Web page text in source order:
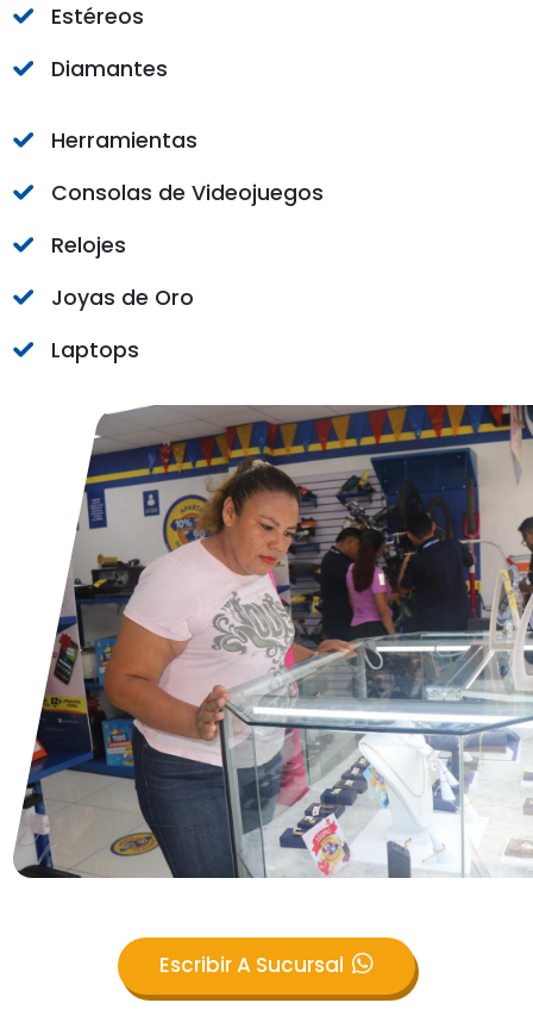
Estéreos
Diamantes
Herramientas
Consolas de Videojuegos
Relojes
Joyas de Oro
Laptops
Escribir A Sucursal